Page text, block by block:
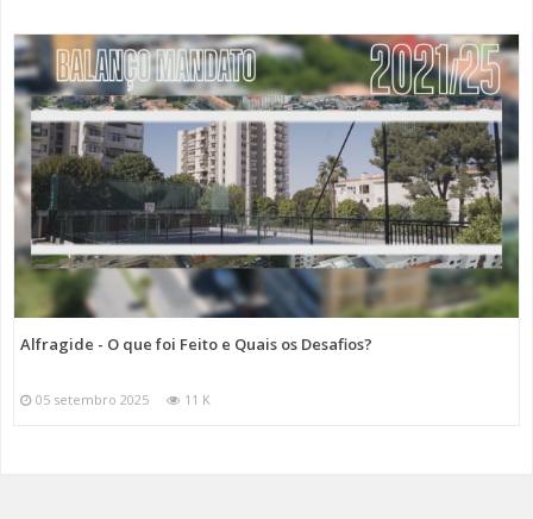
Alfragide - O que foi Feito e Quais os Desafios?
05 setembro 2025 11 K